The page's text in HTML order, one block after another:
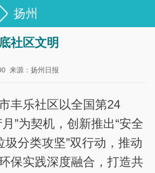
扬州
社区文明
来源：扬州日报
丰乐社区以全国第24
”为契机，创新推出“安全
圾分类攻坚”双行动，推动
保实践深度融合，打造共